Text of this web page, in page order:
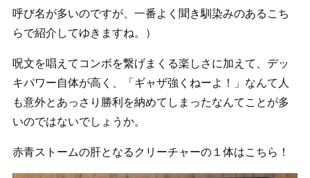
呼び名が多いのですが、一番よく聞き馴染みのあるこち
らで紹介してゆきますね。）
呪文を唱えてコンボを繋げまくる楽しさに加えて、デッ
キパワー自体が高く、「ギャザ強くねーよ！」なんて人
も意外とあっさり勝利を納めてしまったなんてことが多
いのではないでしょうか。
赤青ストームの肝となるクリーチャーの１体はこちら！